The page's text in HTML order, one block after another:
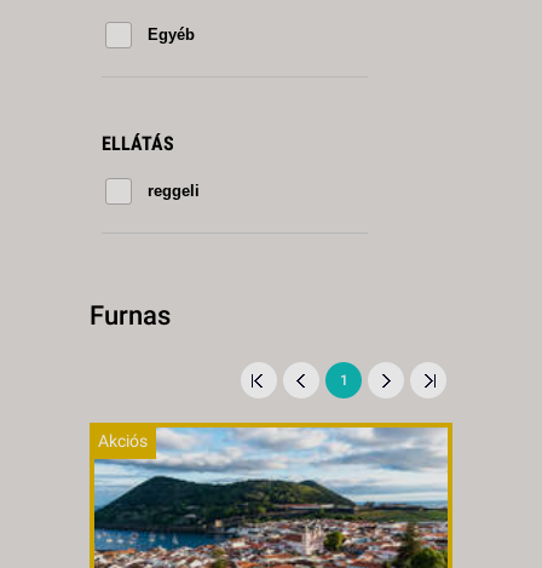
Egyéb
ELLÁTÁS
reggeli
Furnas
1
Akciós